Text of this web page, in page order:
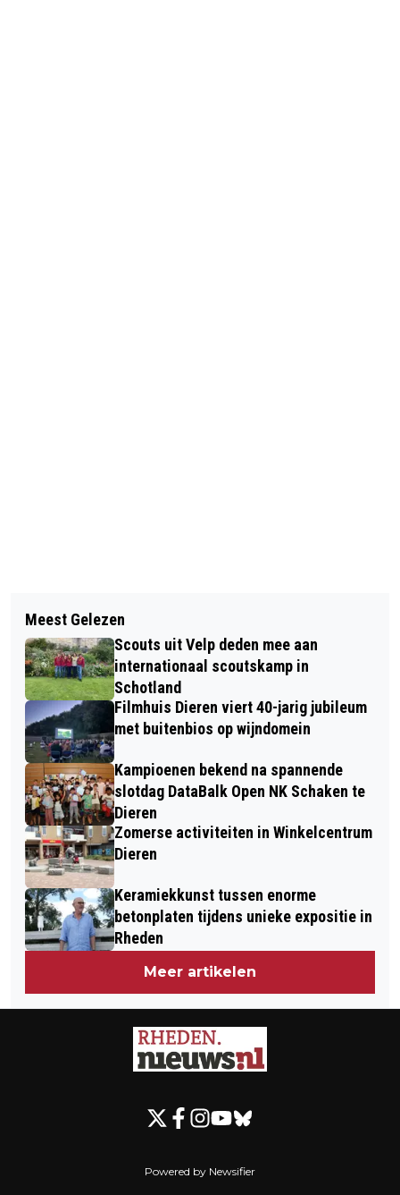
CAROLINA FESTIVAL DIEREN IN
CAROLINAPARK
ECHTPAAR DE WINKEL-TEUNISSEN 65
JAAR GETROUWD! GEFELICITEERD!
Meest Gelezen
Scouts uit Velp deden mee aan
internationaal scoutskamp in
Schotland
Filmhuis Dieren viert 40-jarig jubileum
met buitenbios op wijndomein
Kampioenen bekend na spannende
slotdag DataBalk Open NK Schaken te
Dieren
Zomerse activiteiten in Winkelcentrum
Dieren
Keramiekkunst tussen enorme
betonplaten tijdens unieke expositie in
Rheden
Meer artikelen
Powered by Newsifier